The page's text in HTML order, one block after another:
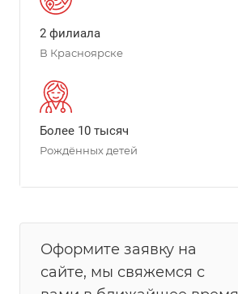
2 филиала
В Красноярске
Более 10 тысяч
Рождённых детей
Оформите заявку на
сайте, мы свяжемся с